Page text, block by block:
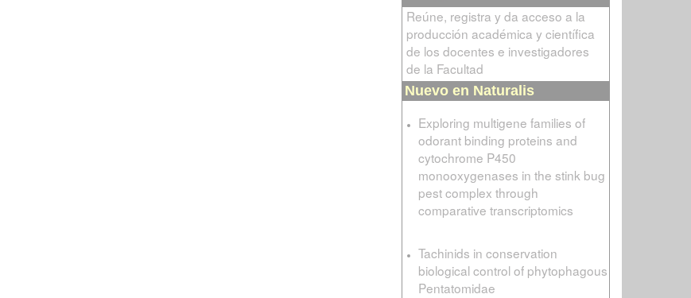
Reúne, registra y da acceso a la
producción académica y científica
de los docentes e investigadores
de la Facultad
Nuevo en Naturalis
Exploring multigene families of
odorant binding proteins and
cytochrome P450
monooxygenases in the stink bug
pest complex through
comparative transcriptomics
Tachinids in conservation
biological control of phytophagous
Pentatomidae